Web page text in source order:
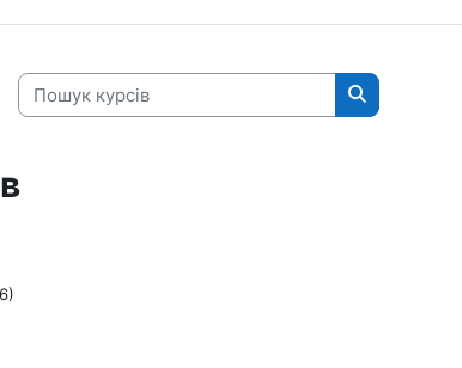
Пошук курсів
Пошук курсів